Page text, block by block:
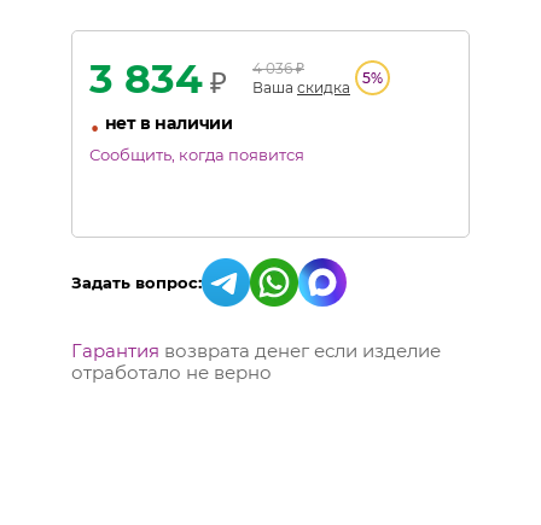
3 834 ₽ 4 036₽
Ваша скидка
5%
• нет в наличии
Сообщить, когда появится
Задать вопрос:
Гарантия возврата денег если изделие
отработало не верно